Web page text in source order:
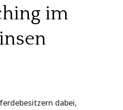
im
dabei,